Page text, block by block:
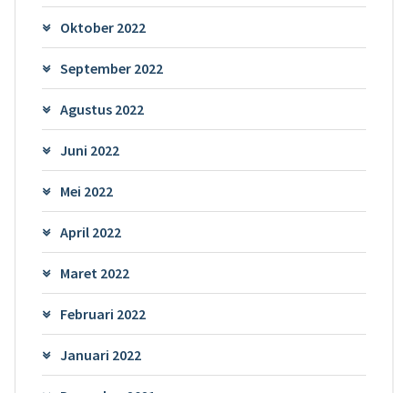
Oktober 2022
September 2022
Agustus 2022
Juni 2022
Mei 2022
April 2022
Maret 2022
Februari 2022
Januari 2022